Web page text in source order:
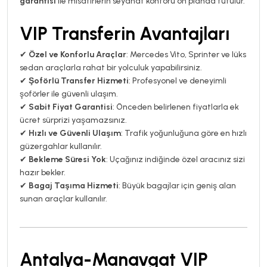
VIP Transferin Avantajları
✔ Özel ve Konforlu Araçlar: Mercedes Vito, Sprinter ve lüks
sedan araçlarla rahat bir yolculuk yapabilirsiniz.
✔ Şoförlü Transfer Hizmeti: Profesyonel ve deneyimli
şoförler ile güvenli ulaşım.
✔ Sabit Fiyat Garantisi: Önceden belirlenen fiyatlarla ek
ücret sürprizi yaşamazsınız.
✔ Hızlı ve Güvenli Ulaşım: Trafik yoğunluğuna göre en hızlı
güzergahlar kullanılır.
✔ Bekleme Süresi Yok: Uçağınız indiğinde özel aracınız sizi
hazır bekler.
✔ Bagaj Taşıma Hizmeti: Büyük bagajlar için geniş alan
sunan araçlar kullanılır.
Antalya-Manavgat VIP